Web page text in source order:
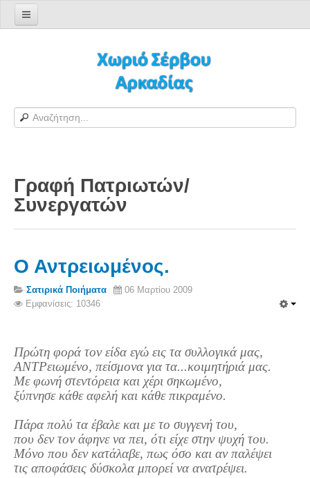
Φόρμα εγγραφής χρήστη
H Ιστοσελίδα μας
Αράπηδες
Αξιοθέατα
Σέρβου και Δήμος Γορτυνίας
Σερβαίοι
Γραφή Πατριωτών/Συνεργατών
Σερβαίοι Αγωνιστές/Πεσόντες
Σερβαίοι για το Σέρβου
Σύνδεσμος Σερβαίων
Εφημερίδα Αρτοζήνος
Ηλεκτρονική έκδοση Αρτοζήνου
Γραφή Πατριωτών/
Συνεργατών
Ο Αντρειωμένος.
Σατιρικά Ποιήματα
06 Μαρτίου 2009
Εμφανίσεις: 10346
Πρώτη φορά τον είδα εγώ εις τα συλλογικά μας,
ΑΝΤΡειωμένο, πείσμονα για τα...κοιμητήριά μας.
Με φωνή στεντόρεια και χέρι σηκωμένο,
ξύπνησε κάθε αφελή και κάθε πικραμένο.
Πάρα πολύ τα έβαλε και με το συγγενή του,
που δεν τον άφηνε να πει, ότι είχε στην ψυχή του.
Μόνο που δεν κατάλαβε, πως όσο και αν παλέψει
τις αποφάσεις δύσκολα μπορεί να ανατρέψει.